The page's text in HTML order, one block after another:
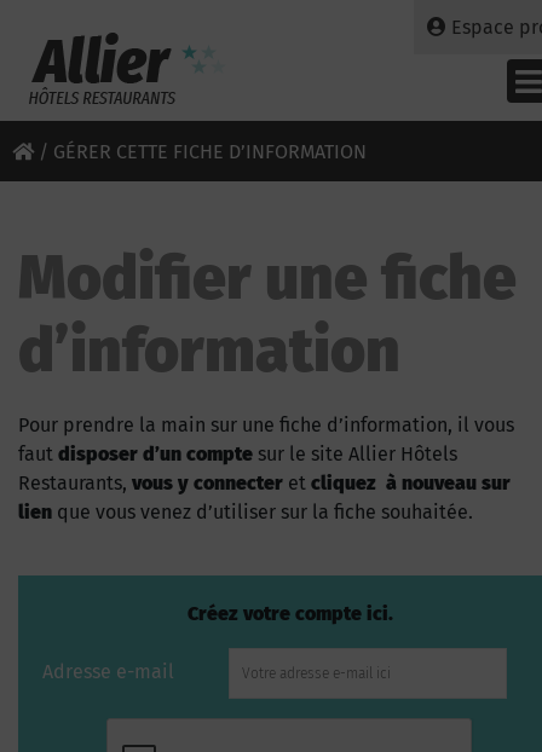
Espace
/ GÉRER CETTE FICHE D’INFORMATION
Modifier une fiche
d’information
Pour prendre la main sur une fiche d’information, il vous
faut disposer d’un compte sur le site Allier Hôtels
Restaurants, vous y connecter et cliquez à nouveau sur
lien que vous venez d’utiliser sur la fiche souhaitée.
Créez votre compte ici.
Adresse e-mail